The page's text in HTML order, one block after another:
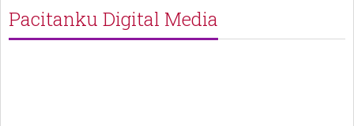
Pacitanku Digital Media